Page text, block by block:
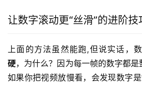
让数字滚动更“丝滑”的进阶技
上面的方法虽然能跑,但说实话，
硬，为什么？因为每一帧的数字都是
如果你把视频放慢看，会发现数字是